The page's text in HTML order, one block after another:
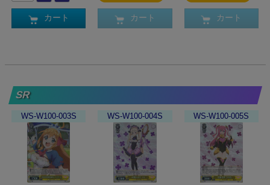
カート カート カート
SR
WS-W100-003S WS-W100-004S WS-W100-005S